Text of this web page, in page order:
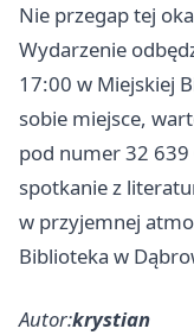
Nie przegap tej
Wydarzenie
17:00 w Miejskiej
sobie miejsce,
pod numer 32 639
spotkanie z
w przyjemnej
Biblioteka w
Autor:krystian